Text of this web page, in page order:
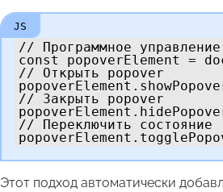
// Программное
const popoverElement =
// Открыть popover
// Закрыть popover
// Переключить
Этот подход автоматически